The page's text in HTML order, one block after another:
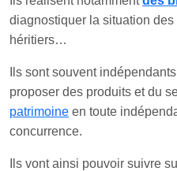
diagnostiquer la situation
héritiers…
Ils sont souvent
proposer des produits et du
patrimoine en toute
concurrence.
Ils vont ainsi pouvoir suivre